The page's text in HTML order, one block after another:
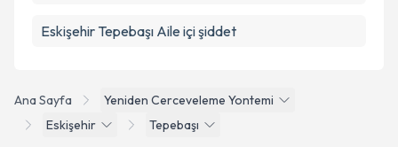
Ana Sayfa
Yeniden Cerceveleme Yontemi
Eskişehir
Tepebaşı
Eskişehir Tepebaşı Aile içi şiddet